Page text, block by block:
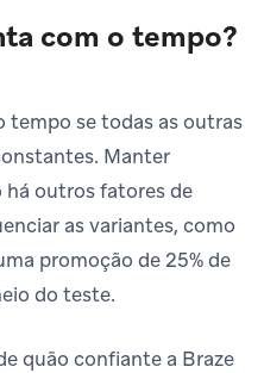
com o tempo?
tempo se todas as outras
Manter
outros fatores de
as variantes, como
promoção de 25% de
do teste.
quão confiante a Braze